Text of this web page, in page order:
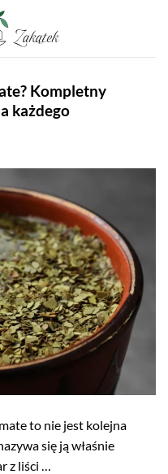
Kompletny
każdego
to nie jest kolejna
się ją właśnie
z liści